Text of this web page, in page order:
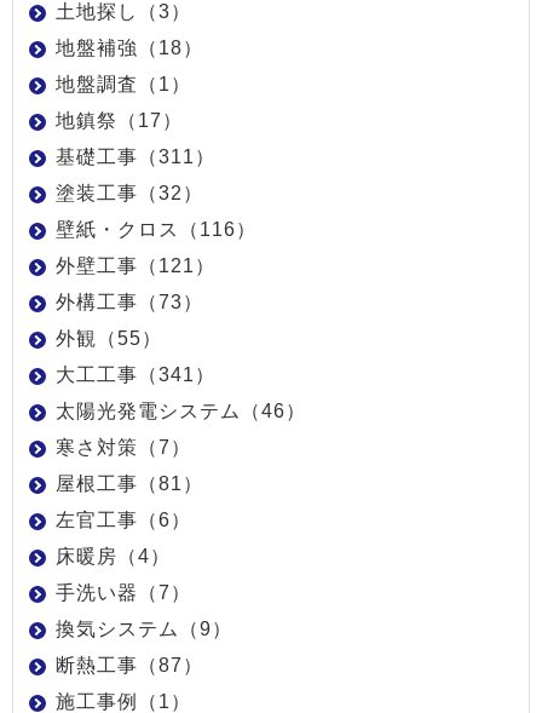
土地探し（3）
地盤補強（18）
地盤調査（1）
地鎮祭（17）
基礎工事（311）
塗装工事（32）
壁紙・クロス（116）
外壁工事（121）
外構工事（73）
外観（55）
大工工事（341）
太陽光発電システム（46）
寒さ対策（7）
屋根工事（81）
左官工事（6）
床暖房（4）
手洗い器（7）
換気システム（9）
断熱工事（87）
施工事例（1）